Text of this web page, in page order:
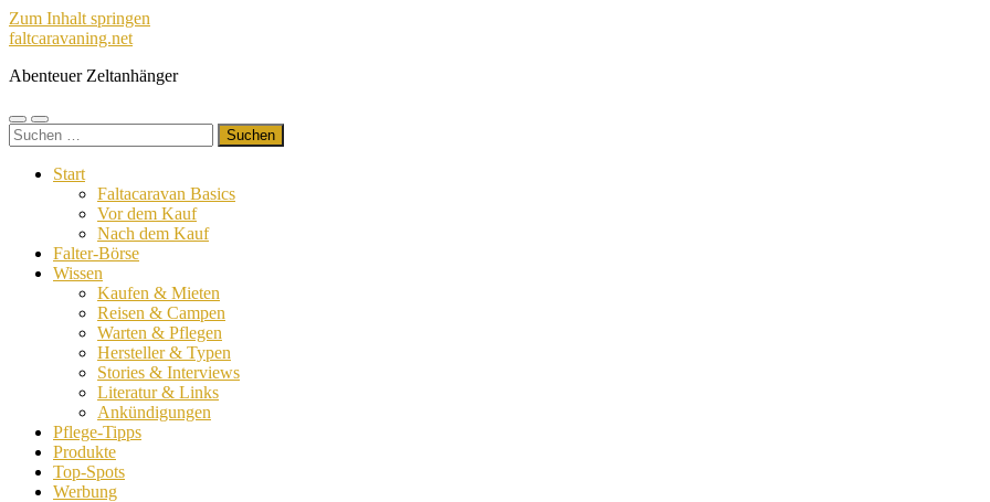
Zum Inhalt springen
faltcaravaning.net
Abenteuer Zeltanhänger
Mobile-
Menü
Suchfeld
ein-/ausblenden
Suchen
nach:
Start
Faltacaravan Basics
Vor dem Kauf
Nach dem Kauf
Falter-Börse
Wissen
Kaufen & Mieten
Reisen & Campen
Warten & Pflegen
Hersteller & Typen
Stories & Interviews
Literatur & Links
Ankündigungen
Pflege-Tipps
Produkte
Top-Spots
Werbung